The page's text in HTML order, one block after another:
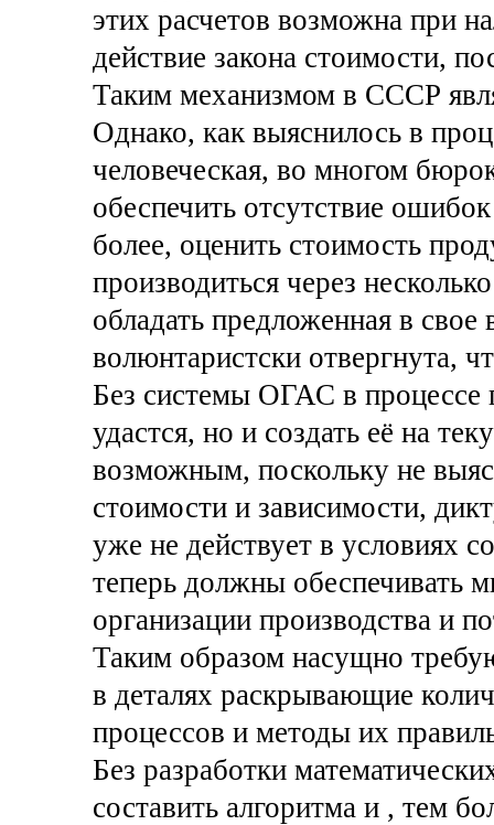
этих расчетов возможна при
действие закона стоимости,
Таким механизмом в СССР
Однако, как выяснилось в
человеческая, во многом
обеспечить отсутствие
более, оценить стоимость
производиться через
обладать предложенная в
волюнтаристски отвергнута,
Без системы ОГАС в процессе
удастся, но и создать её на
возможным, поскольку не
стоимости и зависимости,
уже не действует в условиях
теперь должны обеспечивать
организации производства и
Таким образом насущно
в деталях раскрывающие
процессов и методы их
Без разработки
составить алгоритма и , тем